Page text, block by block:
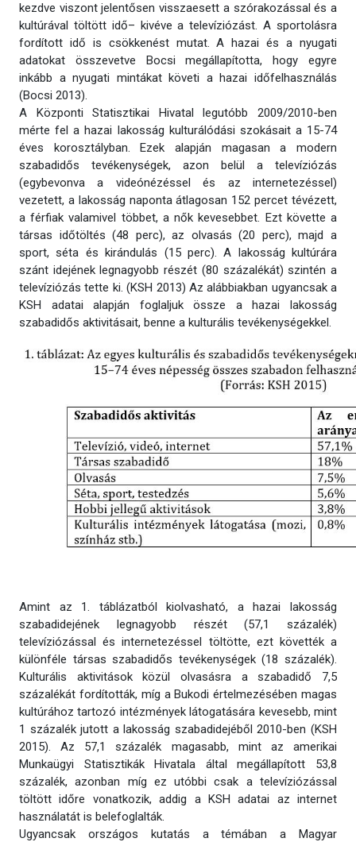
kezdve viszont jelentősen visszaesett a szórakozással és a
kultúrával töltött idő– kivéve a televíziózást. A sportolásra
fordított idő is csökkenést mutat. A hazai és a nyugati
adatokat összevetve Bocsi megállapította, hogy egyre
inkább a nyugati mintákat követi a hazai időfelhasználás
(Bocsi 2013).
A Központi Statisztikai Hivatal legutóbb 2009/2010-ben
mérte fel a hazai lakosság kulturálódási szokásait a 15-74
éves korosztályban. Ezek alapján magasan a modern
szabadidős tevékenységek, azon belül a televíziózás
(egybevonva a videónézéssel és az internetezéssel)
vezetett, a lakosság naponta átlagosan 152 percet tévézett,
a férfiak valamivel többet, a nők kevesebbet. Ezt követte a
társas időtöltés (48 perc), az olvasás (20 perc), majd a
sport, séta és kirándulás (15 perc). A lakosság kultúrára
szánt idejének legnagyobb részét (80 százalékát) szintén a
televíziózás tette ki. (KSH 2013) Az alábbiakban ugyancsak a
KSH adatai alapján foglaljuk össze a hazai lakosság
szabadidős aktivitásait, benne a kulturális tevékenységekkel.
Amint az 1. táblázatból kiolvasható, a hazai lakosság
szabadidejének legnagyobb részét (57,1 százalék)
televíziózással és internetezéssel töltötte, ezt követték a
különféle társas szabadidős tevékenységek (18 százalék).
Kulturális aktivitások közül olvasásra a szabadidő 7,5
százalékát fordították, míg a Bukodi értelmezésében magas
kultúrához tartozó intézmények látogatására kevesebb, mint
1 százalék jutott a lakosság szabadidejéből 2010-ben (KSH
2015). Az 57,1 százalék magasabb, mint az amerikai
Munkaügyi Statisztikák Hivatala által megállapított 53,8
százalék, azonban míg ez utóbbi csak a televíziózással
töltött időre vonatkozik, addig a KSH adatai az internet
használatát is belefoglalták.
Ugyancsak országos kutatás a témában a Magyar